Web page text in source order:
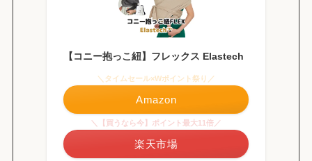
【コニー抱っこ紐】フレックス Elastech
＼タイムセール×Wポイント祭り／
Amazon
＼【買うなら今】ポイント最大11倍／
楽天市場